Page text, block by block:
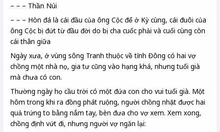
– – – Thần Núi
– – – Hòn đá là cái đầu của ông Cộc để ở Kỳ cùng, cái đuôi của
ông Cộc bị đứt từ đầu đời do bị cha cuốc phải và cuối cùng còn
cái thân giữa
Ngày xưa, ở vùng sông Tranh thuộc về tỉnh Đông có hai vợ
chồng một nhà nọ, gia tư cũng vào hạng khá, nhưng tuổi già
mà chưa có con.
Thường ngày họ cầu trời có một đứa con cho vui tuổi già. Một
hôm trong khi ra đồng phát ruộng, người chồng nhặt được hai
quả trứng to bằng nắm tay, bèn đưa cho vợ xem. Xem xong,
chồng định vứt đi, nhưng người vợ ngăn lại: